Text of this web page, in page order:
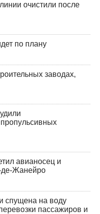
очистили после
по плану
заводах,
авианосец и
де-Жанейро
спущена на воду
пассажиров и